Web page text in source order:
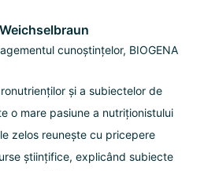
cunoștințelor, BIOGENA
și a subiectelor de
o mare pasiune a nutriționistului
zelos reunește cu pricepere
științifice, explicând subiecte